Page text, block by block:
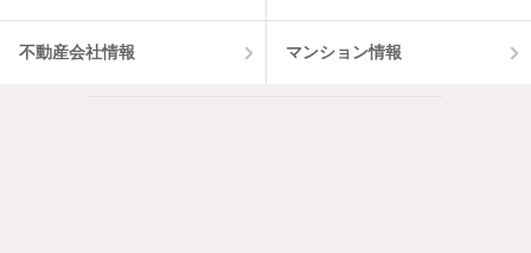
不動産会社情報 マンション情報